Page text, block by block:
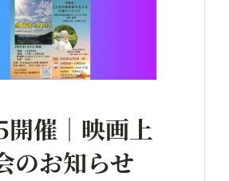
開催｜映画上
のお知らせ